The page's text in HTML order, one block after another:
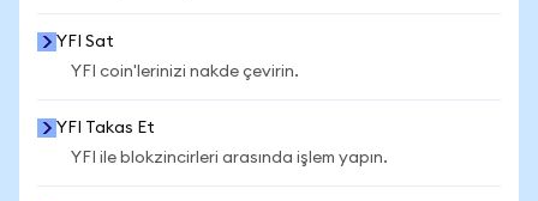
YFI Sat
YFI coin'lerinizi nakde çevirin.
YFI Takas Et
YFI ile blokzincirleri arasında işlem yapın.